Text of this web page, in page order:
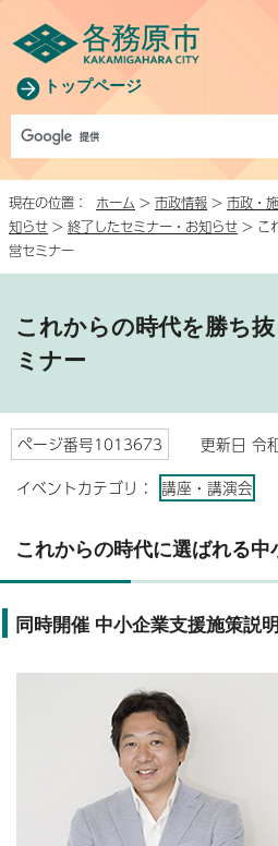
トップページ
現在の位置： ホーム > 市政情報 > 市政・
知らせ > 終了したセミナー・お知らせ > こ
営セミナー
これからの時代を勝ち
ミナー
ページ番号1013673
更新日 令
イベントカテゴリ： 講座・講演会
これからの時代に選ばれる
同時開催 中小企業支援施策説